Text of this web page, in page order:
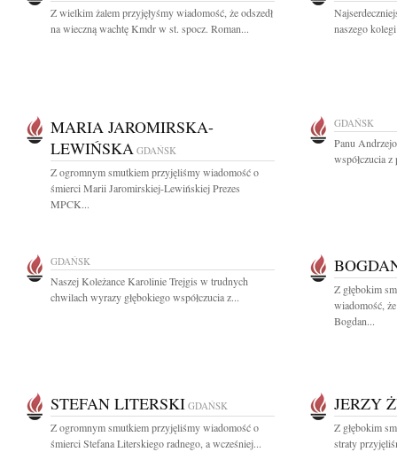
Z wielkim żalem przyjęłyśmy wiadomość, że odszedł
na wieczną wachtę Kmdr w st. spocz. Roman...
naszego
MARIA JAROMIRSKA-
LEWIŃSKA GDAŃSK
Z ogromnym smutkiem przyjęliśmy wiadomość o
śmierci Marii Jaromirskiej-Lewińskiej Prezes
MPCK...
GDAŃSK
Panu
współczucia
GDAŃSK
Naszej Koleżance Karolinie Trejgis w trudnych
chwilach wyrazy głębokiego współczucia z...
Z głębokim
wiadomość,
Bogdan...
STEFAN LITERSKI GDAŃSK
Z ogromnym smutkiem przyjęliśmy wiadomość o
śmierci Stefana Literskiego radnego, a wcześniej...
JERZY
Z głębokim
straty